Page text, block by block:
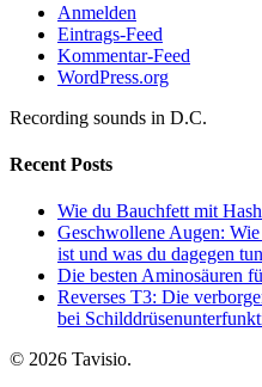
Anmelden
Eintrags-Feed
Kommentar-Feed
WordPress.org
Recording sounds in D.C.
Recent Posts
Wie du Bauchfett mit
Geschwollene Augen:
ist und was du dagegen
Die besten Aminosäuren
Reverses T3: Die
bei
© 2026 Tavisio.